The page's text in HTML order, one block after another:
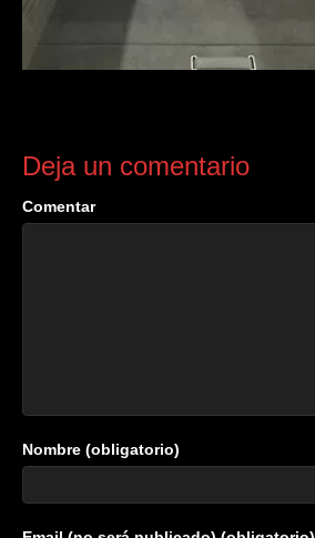
Deja un comentario
Comentar
Nombre (obligatorio)